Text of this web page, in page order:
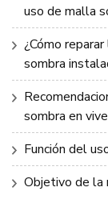
uso de malla
¿Cómo
sombra
sombra en
Función del
Objetivo de la